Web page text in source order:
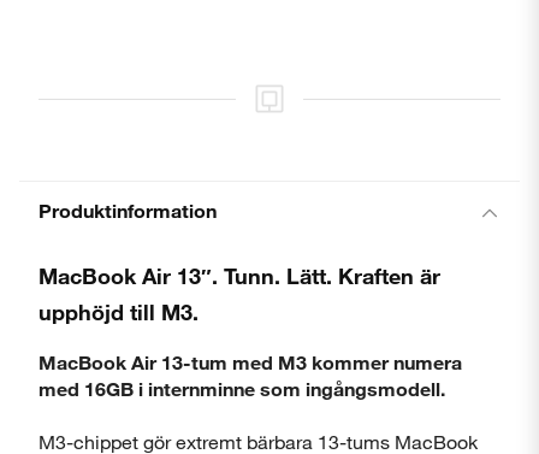
Produktinformation
MacBook Air 13″. Tunn. Lätt. Kraften är
upphöjd till M3.
MacBook Air 13-tum med M3 kommer numera
med 16GB i internminne som ingångsmodell.
M3-chippet gör extremt bärbara 13-tums MacBook